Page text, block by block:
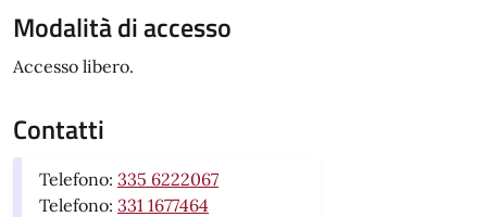
Modalità di accesso
Accesso libero.
Contatti
Telefono: 335 6222067
Telefono: 331 1677464